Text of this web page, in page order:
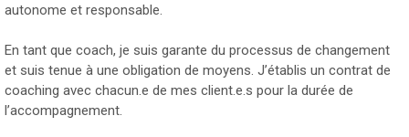
autonome et responsable.
En tant que coach, je suis garante du processus de changement
et suis tenue à une obligation de moyens. J’établis un contrat de
coaching avec chacun.e de mes client.e.s pour la durée de
l’accompagnement.